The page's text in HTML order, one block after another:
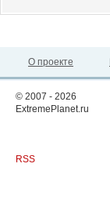
О проекте
© 2007 - 2026
ExtremePlanet.ru
RSS